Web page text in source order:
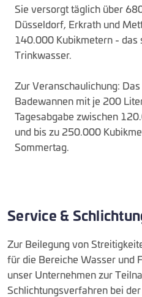
Sie versorgt täglich über
Düsseldorf, Erkrath und
140.000 Kubikmetern -
Trinkwasser.
Zur Veranschaulichung:
Badewannen mit je 200
Tagesabgabe zwischen
und bis zu 250.000
Sommertag.
Service &
Zur Beilegung von
für die Bereiche Wasser und
unser Unternehmen zur
Schlichtungsverfahren bei der